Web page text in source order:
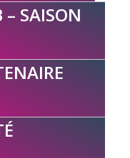
– SAISON